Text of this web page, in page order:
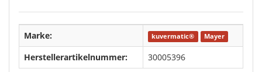
Marke: kuvermatic® Mayer
Herstellerartikelnummer: 30005396